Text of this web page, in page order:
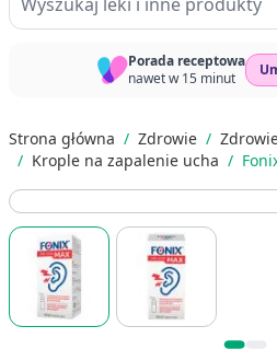
Porada receptowa
nawet w 15 minut
Strona główna / Zdrowie /
/ Krople na zapalenie ucha /